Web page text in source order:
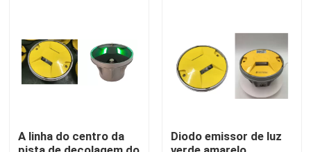
Casa
A linha do centro da
Diodo emissor de luz